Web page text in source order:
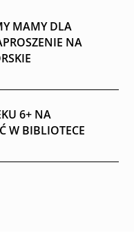
MAMY DLA
NA
6+ NA
W BIBLIOTECE